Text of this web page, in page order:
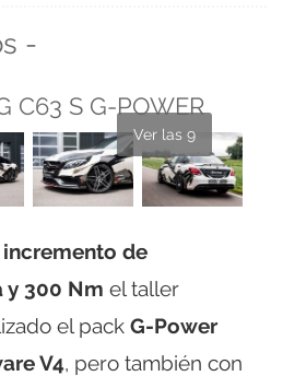
-
C63 S G-POWER
Ver las 9
incremento de
y 300 Nm el taller
el pack G-Power
V4, pero también con